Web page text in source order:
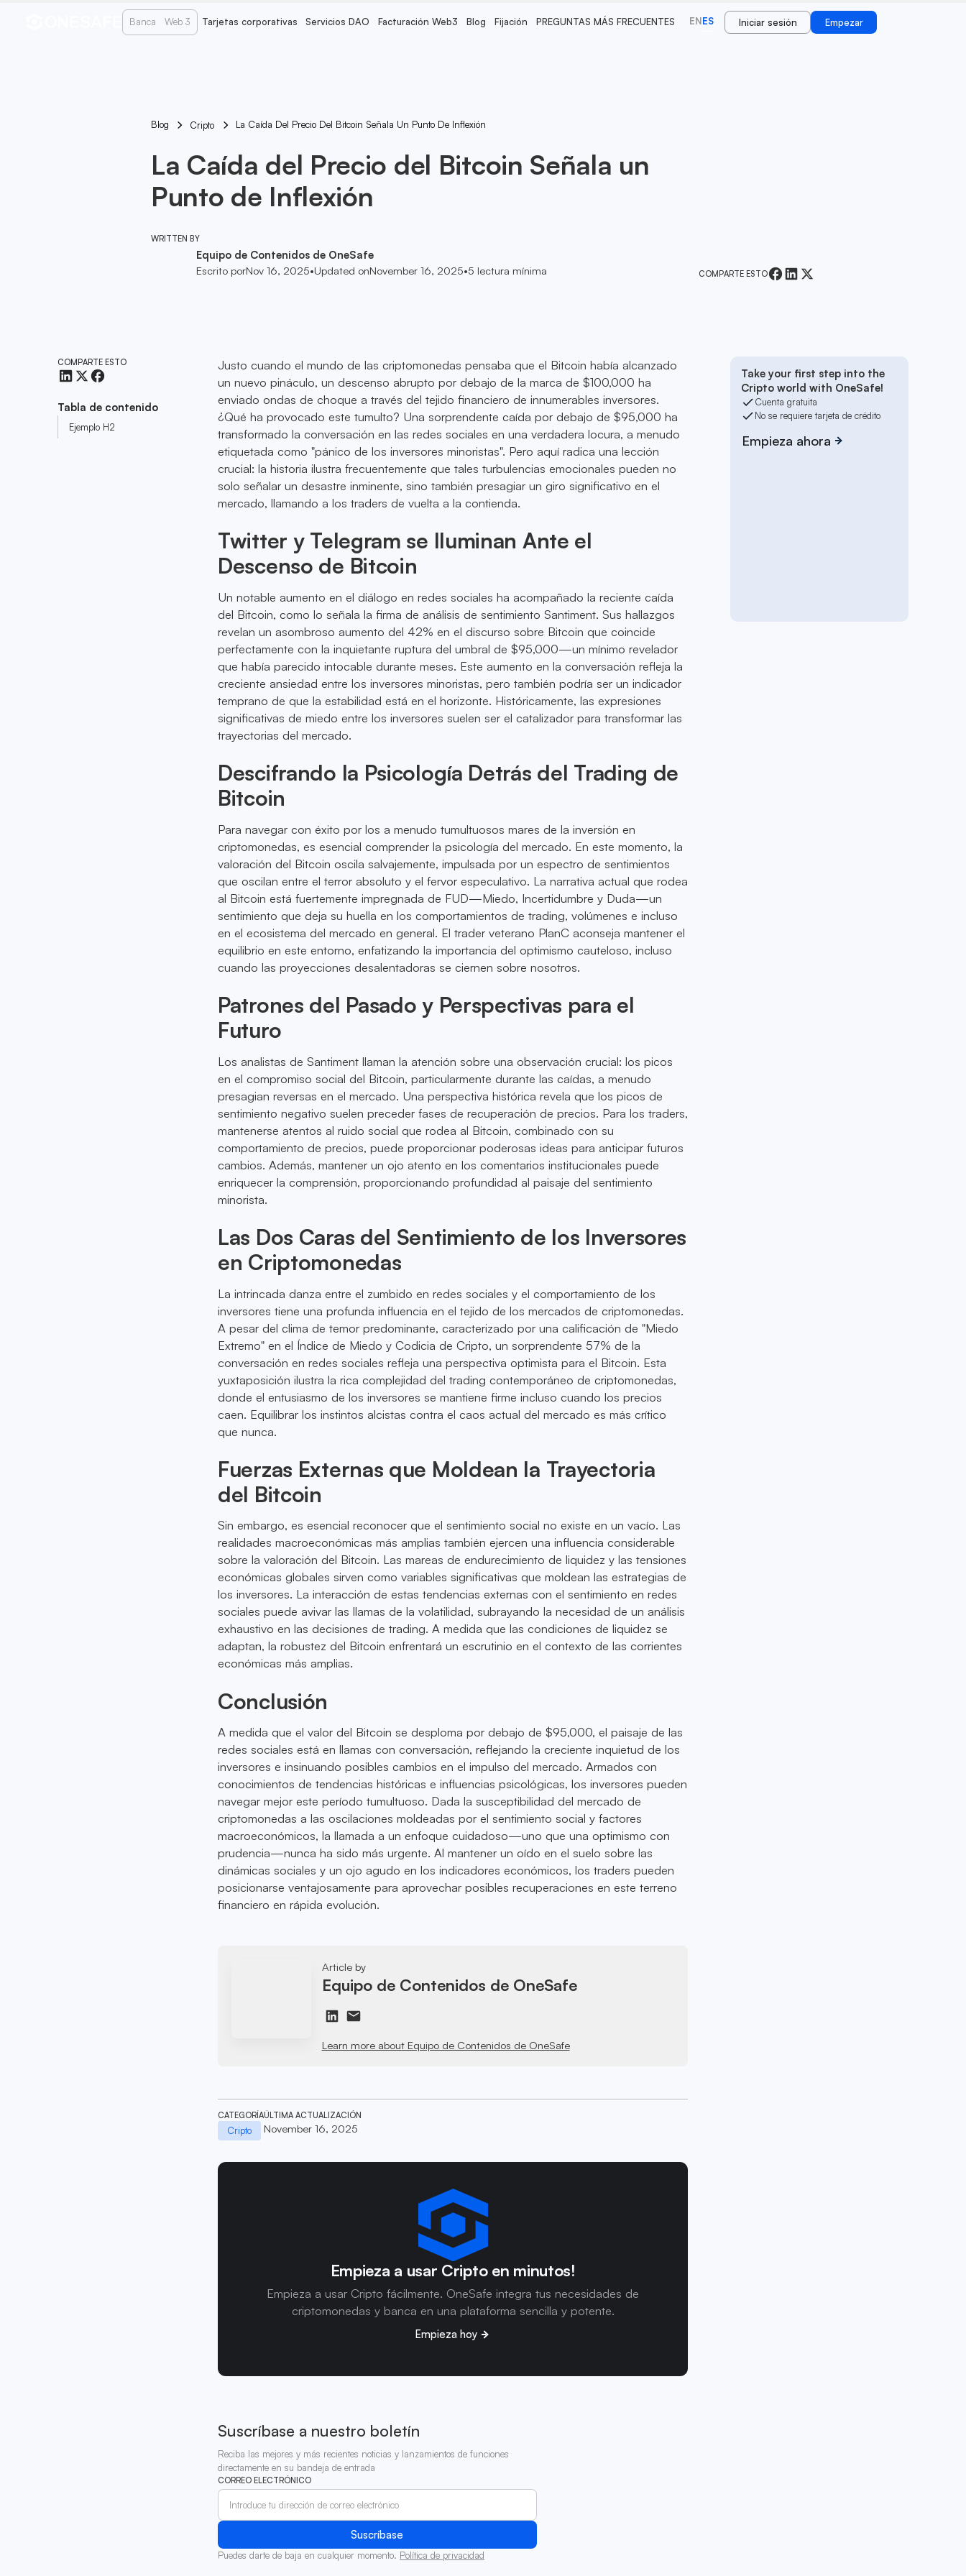
Banca Web 3 Tarjetas corporativas Servicios DAO Facturación Web3 Blog Fijación PREGUNTAS MÁS FRECUENTES ENES Iniciar sesión Empezar
Blog Cripto La Caída Del Precio Del Bitcoin Señala Un Punto De Inflexión
La Caída del Precio del Bitcoin Señala un
Punto de Inflexión
WRITTEN BY
Equipo de Contenidos de OneSafe
Escrito porNov 16, 2025•Updated onNovember 16, 2025•5 lectura mínima COMPARTE ESTO
COMPARTE ESTO
Tabla de contenido
Ejemplo H2
Justo cuando el mundo de las criptomonedas pensaba que el Bitcoin había alcanzado
un nuevo pináculo, un descenso abrupto por debajo de la marca de $100,000 ha
enviado ondas de choque a través del tejido financiero de innumerables inversores.
¿Qué ha provocado este tumulto? Una sorprendente caída por debajo de $95,000 ha
transformado la conversación en las redes sociales en una verdadera locura, a menudo
etiquetada como "pánico de los inversores minoristas". Pero aquí radica una lección
crucial: la historia ilustra frecuentemente que tales turbulencias emocionales pueden no
solo señalar un desastre inminente, sino también presagiar un giro significativo en el
mercado, llamando a los traders de vuelta a la contienda.
Twitter y Telegram se Iluminan Ante el
Descenso de Bitcoin
Un notable aumento en el diálogo en redes sociales ha acompañado la reciente caída
del Bitcoin, como lo señala la firma de análisis de sentimiento Santiment. Sus hallazgos
revelan un asombroso aumento del 42% en el discurso sobre Bitcoin que coincide
perfectamente con la inquietante ruptura del umbral de $95,000—un mínimo revelador
que había parecido intocable durante meses. Este aumento en la conversación refleja la
creciente ansiedad entre los inversores minoristas, pero también podría ser un indicador
temprano de que la estabilidad está en el horizonte. Históricamente, las expresiones
significativas de miedo entre los inversores suelen ser el catalizador para transformar las
trayectorias del mercado.
Descifrando la Psicología Detrás del Trading de
Bitcoin
Para navegar con éxito por los a menudo tumultuosos mares de la inversión en
criptomonedas, es esencial comprender la psicología del mercado. En este momento, la
valoración del Bitcoin oscila salvajemente, impulsada por un espectro de sentimientos
que oscilan entre el terror absoluto y el fervor especulativo. La narrativa actual que rodea
al Bitcoin está fuertemente impregnada de FUD—Miedo, Incertidumbre y Duda—un
sentimiento que deja su huella en los comportamientos de trading, volúmenes e incluso
en el ecosistema del mercado en general. El trader veterano PlanC aconseja mantener el
equilibrio en este entorno, enfatizando la importancia del optimismo cauteloso, incluso
cuando las proyecciones desalentadoras se ciernen sobre nosotros.
Patrones del Pasado y Perspectivas para el
Futuro
Los analistas de Santiment llaman la atención sobre una observación crucial: los picos
en el compromiso social del Bitcoin, particularmente durante las caídas, a menudo
presagian reversas en el mercado. Una perspectiva histórica revela que los picos de
sentimiento negativo suelen preceder fases de recuperación de precios. Para los traders,
mantenerse atentos al ruido social que rodea al Bitcoin, combinado con su
comportamiento de precios, puede proporcionar poderosas ideas para anticipar futuros
cambios. Además, mantener un ojo atento en los comentarios institucionales puede
enriquecer la comprensión, proporcionando profundidad al paisaje del sentimiento
minorista.
Las Dos Caras del Sentimiento de los Inversores
en Criptomonedas
La intrincada danza entre el zumbido en redes sociales y el comportamiento de los
inversores tiene una profunda influencia en el tejido de los mercados de criptomonedas.
A pesar del clima de temor predominante, caracterizado por una calificación de "Miedo
Extremo" en el Índice de Miedo y Codicia de Cripto, un sorprendente 57% de la
conversación en redes sociales refleja una perspectiva optimista para el Bitcoin. Esta
yuxtaposición ilustra la rica complejidad del trading contemporáneo de criptomonedas,
donde el entusiasmo de los inversores se mantiene firme incluso cuando los precios
caen. Equilibrar los instintos alcistas contra el caos actual del mercado es más crítico
que nunca.
Fuerzas Externas que Moldean la Trayectoria
del Bitcoin
Sin embargo, es esencial reconocer que el sentimiento social no existe en un vacío. Las
realidades macroeconómicas más amplias también ejercen una influencia considerable
sobre la valoración del Bitcoin. Las mareas de endurecimiento de liquidez y las tensiones
económicas globales sirven como variables significativas que moldean las estrategias de
los inversores. La interacción de estas tendencias externas con el sentimiento en redes
sociales puede avivar las llamas de la volatilidad, subrayando la necesidad de un análisis
exhaustivo en las decisiones de trading. A medida que las condiciones de liquidez se
adaptan, la robustez del Bitcoin enfrentará un escrutinio en el contexto de las corrientes
económicas más amplias.
Conclusión
A medida que el valor del Bitcoin se desploma por debajo de $95,000, el paisaje de las
redes sociales está en llamas con conversación, reflejando la creciente inquietud de los
inversores e insinuando posibles cambios en el impulso del mercado. Armados con
conocimientos de tendencias históricas e influencias psicológicas, los inversores pueden
navegar mejor este período tumultuoso. Dada la susceptibilidad del mercado de
criptomonedas a las oscilaciones moldeadas por el sentimiento social y factores
macroeconómicos, la llamada a un enfoque cuidadoso—uno que una optimismo con
prudencia—nunca ha sido más urgente. Al mantener un oído en el suelo sobre las
dinámicas sociales y un ojo agudo en los indicadores económicos, los traders pueden
posicionarse ventajosamente para aprovechar posibles recuperaciones en este terreno
financiero en rápida evolución.
Article by
Equipo de Contenidos de OneSafe
Learn more about Equipo de Contenidos de OneSafe
CATEGORÍA
Cripto
ÚLTIMA ACTUALIZACIÓN
November 16, 2025
Empieza a usar Cripto en minutos!
Empieza a usar Cripto fácilmente. OneSafe integra tus necesidades de
criptomonedas y banca en una plataforma sencilla y potente.
Empieza hoy
Suscríbase a nuestro boletín
Reciba las mejores y más recientes noticias y lanzamientos de funciones
directamente en su bandeja de entrada
CORREO ELECTRÓNICO
Puedes darte de baja en cualquier momento. Política de privacidad
Take your first step into the
Cripto world with OneSafe!
Cuenta gratuita
No se requiere tarjeta de crédito
Empieza ahora